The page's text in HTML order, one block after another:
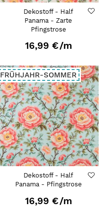
Dekostoff - Half
Panama - Zarte
Pfingstrose
16,99 €/m
FRÜHJAHR-SOMMER
Dekostoff - Half
Panama - Pfingstrose
16,99 €/m